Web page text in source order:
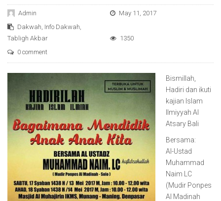
Admin
May 11, 2017
Dakwah, Info Dakwah,
Tabligh Akbar
1350
0 comment
Bismillah,
Hadiri dan ikuti
kajian Islam
Ilmiyyah Al
Atsary Bali
Bersama:
Al-Ustad
Muhammad
Naim LC
(Mudir Ponpes
Al Madinah